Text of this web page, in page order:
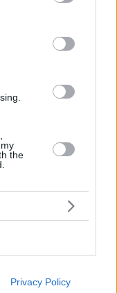
party tags to
in below Google
the
Privacy Policy
τη χρηματοδότηση
με ασφάλεια
Σχολιασμένα
στη Σαγκάη λόγω
στην Κίνα
της πόλης σε